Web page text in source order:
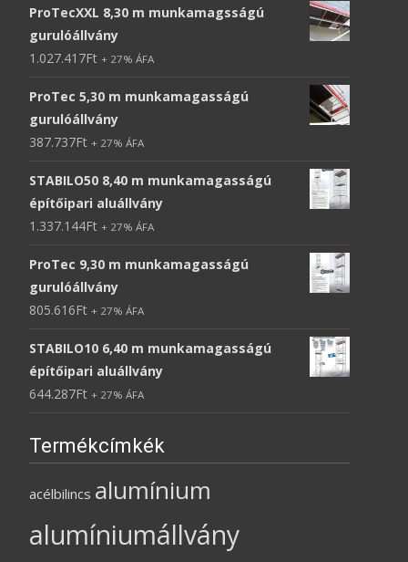
ProTecXXL 8,30 m munkamagsságú
gurulóállvány
1.027.417Ft + 27% ÁFA
ProTec 5,30 m munkamagasságú
gurulóállvány
387.737Ft + 27% ÁFA
STABILO50 8,40 m munkamagasságú
építőipari aluállvány
1.337.144Ft + 27% ÁFA
ProTec 9,30 m munkamagasságú
gurulóállvány
805.616Ft + 27% ÁFA
STABILO10 6,40 m munkamagasságú
építőipari aluállvány
644.287Ft + 27% ÁFA
Termékcímkék
acélbilincs alumínium
alumíniumállvány